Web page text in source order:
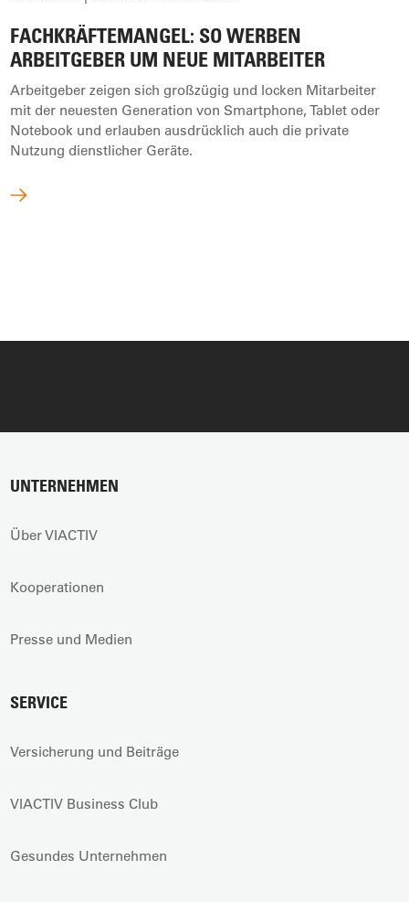
FACHKRÄFTEMANGEL: SO WERBEN
ARBEITGEBER UM NEUE MITARBEITER
Arbeitgeber zeigen sich großzügig und locken Mitarbeiter
mit der neuesten Generation von Smartphone, Tablet oder
Notebook und erlauben ausdrücklich auch die private
Nutzung dienstlicher Geräte.
UNTERNEHMEN
Über VIACTIV
Kooperationen
Presse und Medien
SERVICE
Versicherung und Beiträge
VIACTIV Business Club
Gesundes Unternehmen